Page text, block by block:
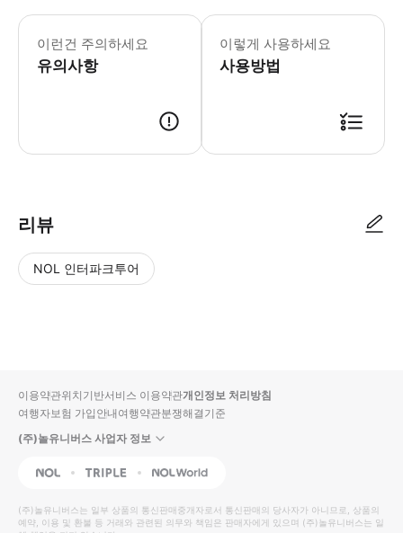
이런건 주의하세요
유의사항
이렇게 사용하세요
사용방법
리뷰
NOL 인터파크투어
입니
다.
높
은
동
영
순
상
이용약관위치기반서비스 이용약관개인정보 처리방침
여행자보험 가입안내여행약관분쟁해결기준
(주)놀유니버스 사업자 정보
NOL Triple Interpark Global
(주)놀유니버스는 일부 상품의 통신판매중개자로서 통신판매의 당사자가 아니므로, 상품의
예약, 이용 및 환불 등 거래와 관련된 의무와 책임은 판매자에게 있으며 (주)놀유니버스는 일